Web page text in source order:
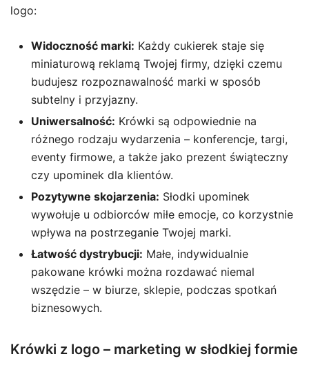
logo:
Widoczność marki: Każdy cukierek staje się
miniaturową reklamą Twojej firmy, dzięki czemu
budujesz rozpoznawalność marki w sposób
subtelny i przyjazny.
Uniwersalność: Krówki są odpowiednie na
różnego rodzaju wydarzenia – konferencje, targi,
eventy firmowe, a także jako prezent świąteczny
czy upominek dla klientów.
Pozytywne skojarzenia: Słodki upominek
wywołuje u odbiorców miłe emocje, co korzystnie
wpływa na postrzeganie Twojej marki.
Łatwość dystrybucji: Małe, indywidualnie
pakowane krówki można rozdawać niemal
wszędzie – w biurze, sklepie, podczas spotkań
biznesowych.
Krówki z logo – marketing w słodkiej formie